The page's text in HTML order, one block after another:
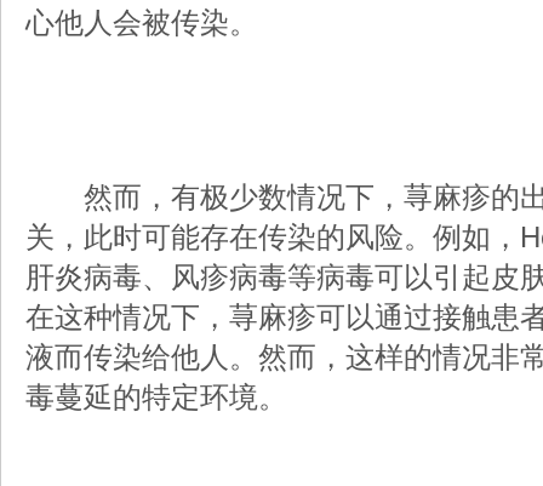
心他人会被传染。
然而，有极少数情况下，荨麻疹的
关，此时可能存在传染的风险。例如，
肝炎病毒、风疹病毒等病毒可以引起皮
在这种情况下，荨麻疹可以通过接触患
液而传染给他人。然而，这样的情况非
毒蔓延的特定环境。